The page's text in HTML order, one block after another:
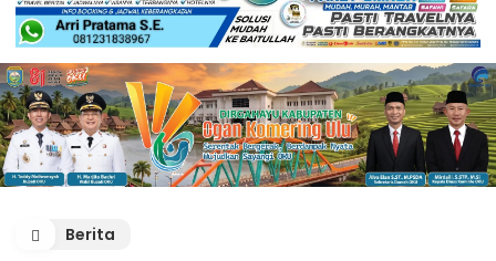
Berita